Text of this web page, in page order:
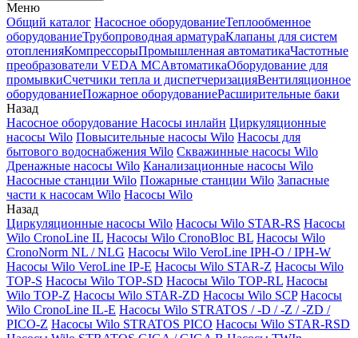
Меню
Общий каталог Насосное оборудованиеТеплообменное
оборудованиеТрубопроводная арматураКлапаны для систем
отопленияКомпрессорыПромышленная автоматикаЧастотные
преобразователи VEDA MCАвтоматикаОборудование для
промывкиСчетчики тепла и диспетчеризацияВентиляционное
оборудованиеПожарное оборудованиеРасширительные баки
Назад
Насосное оборудование Насосы инлайн Циркуляционные
насосы Wilo Повысительные насосы Wilo Насосы для
бытового водоснабжения Wilo Скважинные насосы Wilo
Дренажные насосы Wilo Канализационные насосы Wilo
Насосные станции Wilo Пожарные станции Wilo Запасные
части к насосам Wilo Насосы Wilo
Назад
Циркуляционные насосы Wilo Насосы Wilo STAR-RS Насосы
Wilo CronoLine IL Насосы Wilo CronoBloc BL Насосы Wilo
CronoNorm NL / NLG Насосы Wilo VeroLine IPH-O / IPH-W
Насосы Wilo VeroLine IP-E Насосы Wilo STAR-Z Насосы Wilo
TOP-S Насосы Wilo TOP-SD Насосы Wilo TOP-RL Насосы
Wilo TOP-Z Насосы Wilo STAR-ZD Насосы Wilo SCP Насосы
Wilo CronoLine IL-E Насосы Wilo STRATOS / -D / -Z / -ZD /
PICO-Z Насосы Wilo STRATOS PICO Насосы Wilo STAR-RSD